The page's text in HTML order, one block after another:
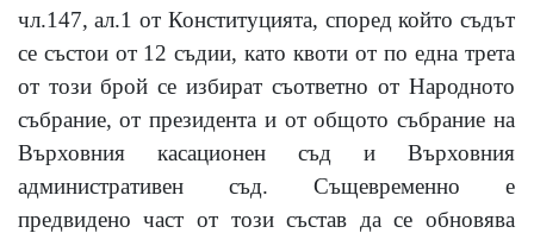
чл.147, ал.1 от Конституцията, според който съдът
се състои от 12съдии, като квоти от по една трета
от този брой се избират съответно от Народното
събрание, от президента и от общото събрание на
Върховния касационен съд и Върховния
административен съд. Същевременно е
предвидено част от този състав да се обновява